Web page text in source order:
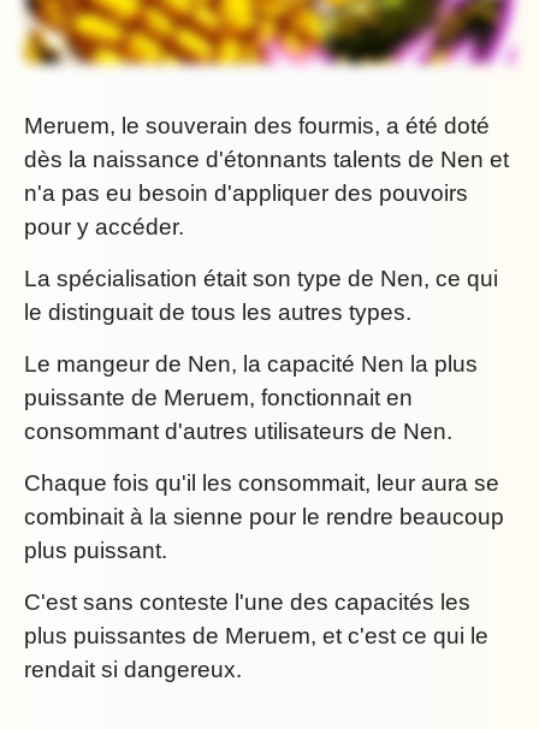
Meruem, le souverain des fourmis, a été doté
dès la naissance d'étonnants talents de Nen et
n'a pas eu besoin d'appliquer des pouvoirs
pour y accéder.
La spécialisation était son type de Nen, ce qui
le distinguait de tous les autres types.
Le mangeur de Nen, la capacité Nen la plus
puissante de Meruem, fonctionnait en
consommant d'autres utilisateurs de Nen.
Chaque fois qu'il les consommait, leur aura se
combinait à la sienne pour le rendre beaucoup
plus puissant.
C'est sans conteste l'une des capacités les
plus puissantes de Meruem, et c'est ce qui le
rendait si dangereux.